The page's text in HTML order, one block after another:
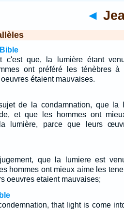
◄
c'est que, la lumière étant
ont préféré les ténèbres à
étaient mauvaises.
de la condamnation, que la
et que les hommes ont
lumière, parce que leurs
que la lumiere est
hommes ont mieux aime les
oeuvres etaient mauvaises;
that light is come